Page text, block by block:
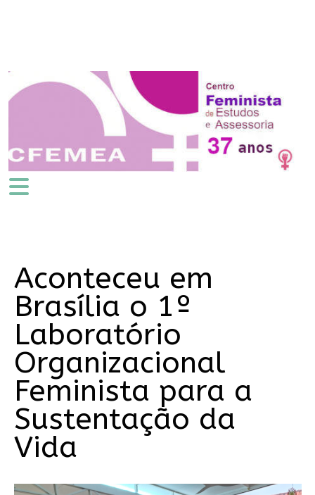
Aconteceu em
Brasília o 1º
Laboratório
Organizacional
Feminista para a
Sustentação da
Vida